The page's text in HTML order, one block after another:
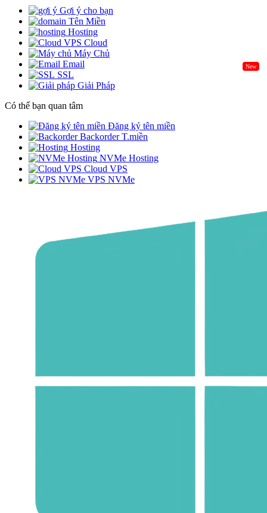
Gợi ý cho bạn
Tên Miền
Hosting
Cloud
Máy Chủ
New
Email
SSL
Giải Pháp
Có thể bạn quan tâm
Đăng ký tên miền
Backorder T.miền
Hosting
NVMe Hosting
Cloud VPS
VPS NVMe